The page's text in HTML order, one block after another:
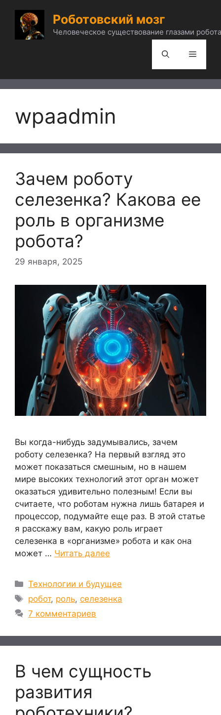
содержимому
Роботовский мозг
Человеческое существование глазами
Меню
wpaadmin
Зачем роботу
селезенка? Какова ее
роль в организме
робота?
29 января, 2025
Вы когда-нибудь задумывались, зачем
роботу селезенка? На первый взгляд это
может показаться смешным, но в нашем
мире высоких технологий этот орган может
оказаться удивительно полезным! Если вы
считаете, что роботам нужна лишь батарея и
процессор, подумайте еще раз. В этой статье
я расскажу вам, какую роль играет
селезенка в «организме» робота и как она
может … Читать далее
Рубрики
Технологии и будущее
Метки
робот, роль,селезенка
7 комментариев
В чем сущность
развития